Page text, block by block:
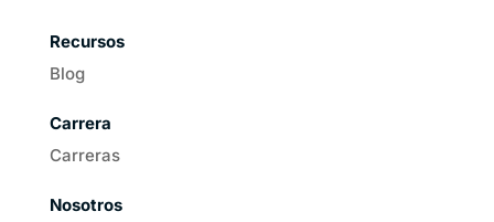
Recursos
Blog
Carrera
Carreras
Nosotros